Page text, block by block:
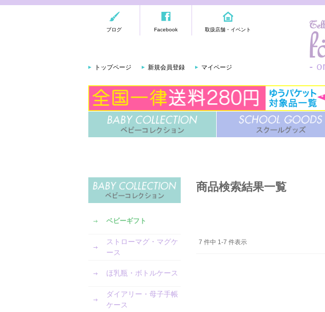
ブログ Facebook 取扱店舗・イベント
トップページ 新規会員登録 マイページ
ベビーギフト
ストローマグ・マグケ
ース
ほ乳瓶・ボトルケース
ダイアリー・母子手帳
ケース
商品検索結果一覧
7 件中 1-7 件表示